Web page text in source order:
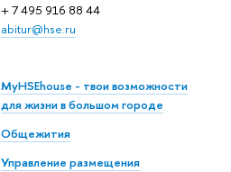
+ 7 495 916 88 44
abitur@hse.ru
MyHSEhouse - твои возможности
для жизни в большом городе
Общежития
Управление размещения